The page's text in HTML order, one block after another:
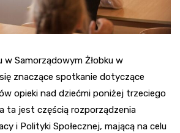
Samorządowym Żłobku w
znaczące spotkanie dotyczące
opieki nad dziećmi poniżej trzeciego
ta jest częścią rozporządzenia
i Polityki Społecznej, mającą na celu